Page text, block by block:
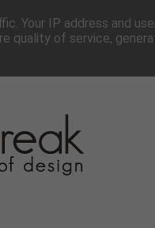
COLLABORA PRESS
Your IP address and
quality of service,